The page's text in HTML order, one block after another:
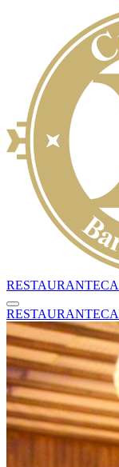
RESTAURANTE
RESTAURANTE